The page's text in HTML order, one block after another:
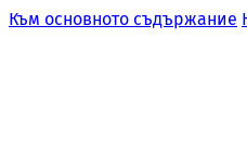
Към основното съдържание